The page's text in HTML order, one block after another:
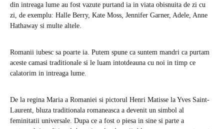
din intreaga lume au fost vazute purtand ia in viata obisnuita de zi cu
zi, de exemplu: Halle Berry, Kate Moss, Jennifer Garner, Adele, Anne
Hathaway si multe altele.
Romanii iubesc sa poarte ia. Putem spune ca suntem mandri ca purtam
aceste camasi traditionale si le luam intotdeauna cu noi in timp ce
calatorim in intreaga lume.
De la regina Maria a Romaniei si pictorul Henri Matisse la Yves Saint-
Laurent, bluza traditionala romaneasca a devenit un simbol al
feminitatii universale. Dupa ce a fost o piesa in sine si parte a